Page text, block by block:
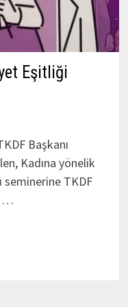
Eşitliği
Başkanı
Kadına yönelik
seminerine TKDF
…